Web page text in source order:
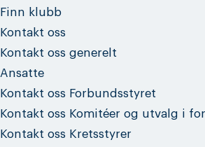
Finn klubb
Kontakt oss
Kontakt oss generelt
Ansatte
Kontakt oss Forbundsstyret
Kontakt oss Komitéer og utvalg i
Kontakt oss Kretsstyrer